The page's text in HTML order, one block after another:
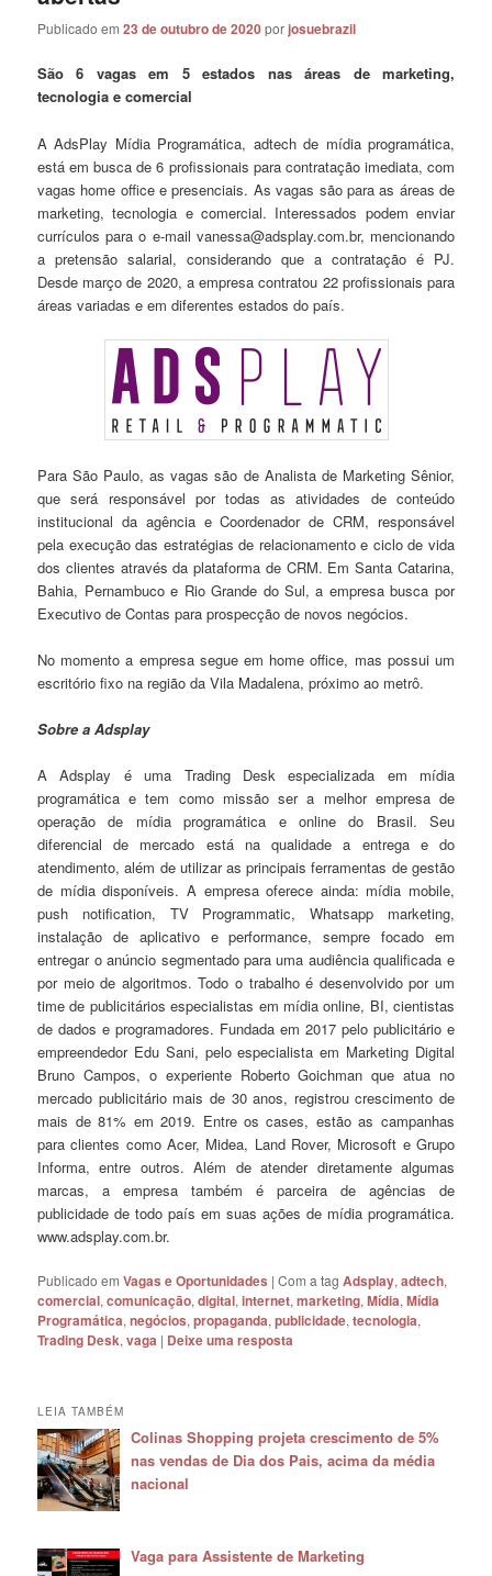
Publicado em23 de outubro de 2020porjosuebrazil
São 6 vagas em 5 estados nas áreas de marketing,
tecnologia e comercial
A AdsPlay Mídia Programática, adtech de mídia programática,
está em busca de 6 profissionais para contratação imediata, com
vagas home office e presenciais. As vagas são para as áreas de
marketing, tecnologia e comercial. Interessados podem enviar
currículos para o e-mail vanessa@adsplay.com.br, mencionando
a pretensão salarial, considerando que a contratação é PJ.
Desde março de 2020, a empresa contratou 22 profissionais para
áreas variadas e em diferentes estados do país.
Para São Paulo, as vagas são de Analista de Marketing Sênior,
que será responsável por todas as atividades de conteúdo
institucional da agência e Coordenador de CRM, responsável
pela execução das estratégias de relacionamento e ciclo de vida
dos clientes através da plataforma de CRM. Em Santa Catarina,
Bahia, Pernambuco e Rio Grande do Sul, a empresa busca por
Executivo de Contas para prospecção de novos negócios.
No momento a empresa segue em home office, mas possui um
escritório fixo na região da Vila Madalena, próximo ao metrô.
Sobre a Adsplay
A Adsplay é uma Trading Desk especializada em mídia
programática e tem como missão ser a melhor empresa de
operação de mídia programática e online do Brasil. Seu
diferencial de mercado está na qualidade a entrega e do
atendimento, além de utilizar as principais ferramentas de gestão
de mídia disponíveis. A empresa oferece ainda: mídia mobile,
push notification, TV Programmatic, Whatsapp marketing,
instalação de aplicativo e performance, sempre focado em
entregar o anúncio segmentado para uma audiência qualificada e
por meio de algoritmos. Todo o trabalho é desenvolvido por um
time de publicitários especialistas em mídia online, BI, cientistas
de dados e programadores. Fundada em 2017 pelo publicitário e
empreendedor Edu Sani, pelo especialista em Marketing Digital
Bruno Campos, o experiente Roberto Goichman que atua no
mercado publicitário mais de 30 anos, registrou crescimento de
mais de 81% em 2019. Entre os cases, estão as campanhas
para clientes como Acer, Midea, Land Rover, Microsoft e Grupo
Informa, entre outros. Além de atender diretamente algumas
marcas, a empresa também é parceira de agências de
publicidade de todo país em suas ações de mídia programática.
www.adsplay.com.br.
Publicado em Vagas e Oportunidades |Com a tagAdsplay,adtech,
comercial,comunicação,digital,internet,marketing,Mídia,Mídia
Programática,negócios,propaganda,publicidade,tecnologia,
Trading Desk,vaga | Deixe uma resposta
LEIA TAMBÉM
Colinas Shopping projeta crescimento de 5%
nas vendas de Dia dos Pais, acima da média
nacional
Vaga para Assistente de Marketing